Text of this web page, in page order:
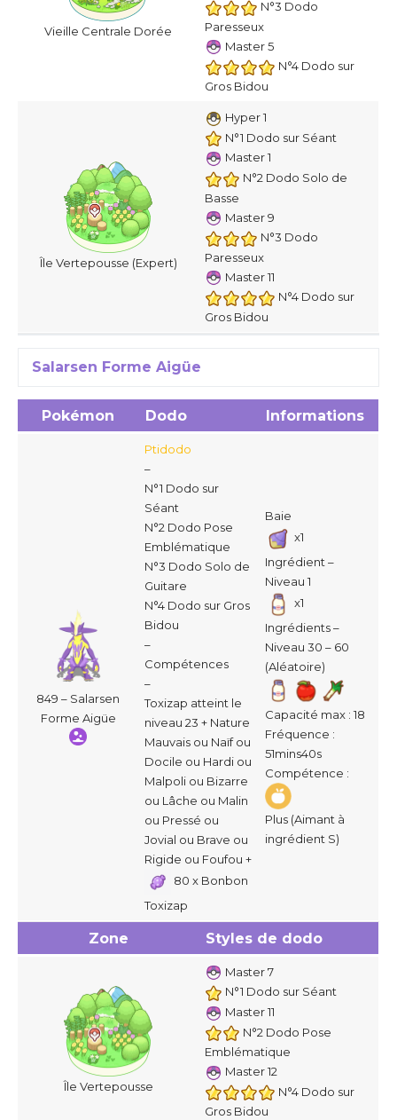
Vieille Centrale Dorée
N°3 Dodo
Paresseux
Master 5
N°4 Dodo sur
Gros Bidou
Île Vertepousse (Expert)
Hyper 1
N°1 Dodo sur Séant
Master 1
N°2 Dodo Solo de
Basse
Master 9
N°3 Dodo
Paresseux
Master 11
N°4 Dodo sur
Gros Bidou
Salarsen Forme Aigüe
Pokémon Dodo Informations
849 – Salarsen
Forme Aigüe
Ptidodo
–
N°1 Dodo sur
Séant
N°2 Dodo Pose
Emblématique
N°3 Dodo Solo de
Guitare
N°4 Dodo sur Gros
Bidou
–
Compétences
–
Toxizap atteint le
niveau 23 + Nature
Mauvais ou Naïf ou
Docile ou Hardi ou
Malpoli ou Bizarre
ou Lâche ou Malin
ou Pressé ou
Jovial ou Brave ou
Rigide ou Foufou +
80 x Bonbon
Toxizap
Baie
x1
Ingrédient –
Niveau 1
x1
Ingrédients –
Niveau 30 – 60
(Aléatoire)
Capacité max : 18
Fréquence :
51mins40s
Compétence :
Plus (Aimant à
ingrédient S)
Zone Styles de dodo
Île Vertepousse
Master 7
N°1 Dodo sur Séant
Master 11
N°2 Dodo Pose
Emblématique
Master 12
N°4 Dodo sur
Gros Bidou